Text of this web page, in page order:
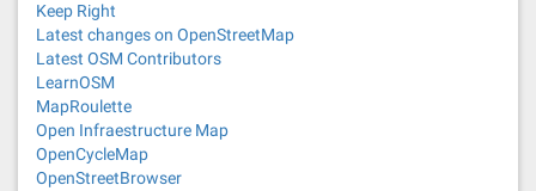
Keep Right
Latest changes on OpenStreetMap
Latest OSM Contributors
LearnOSM
MapRoulette
Open Infraestructure Map
OpenCycleMap
OpenStreetBrowser